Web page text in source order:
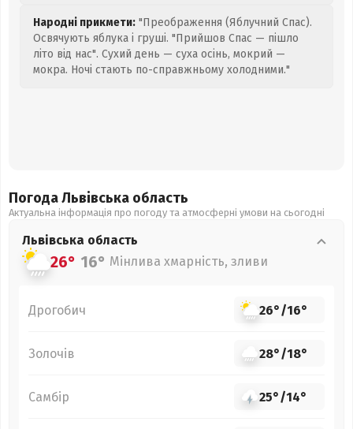
Народні прикмети: "Преображення (Яблучний Спас).
Освячують яблука і груші. "Прийшов Спас — пішло
літо від нас". Сухий день — суха осінь, мокрий —
мокра. Ночі стають по-справжньому холодними."
Погода Львівська область
Актуальна інформація про погоду та атмосферні умови на сьогодні
Львівська область
26° 16° Мінлива хмарність, зливи
Дрогобич 26°/16°
Золочів 28°/18°
Самбір 25°/14°